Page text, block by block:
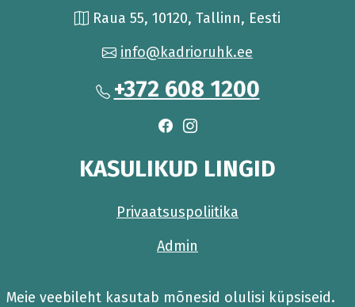
Meie veebileht kasutab mõnesid olulisi küpsiseid.
Raua 55, 10120, Tallinn, Eesti
info@kadrioruhk.ee
+372 608 1200
KASULIKUD LINGID
Privaatsuspoliitika
Admin